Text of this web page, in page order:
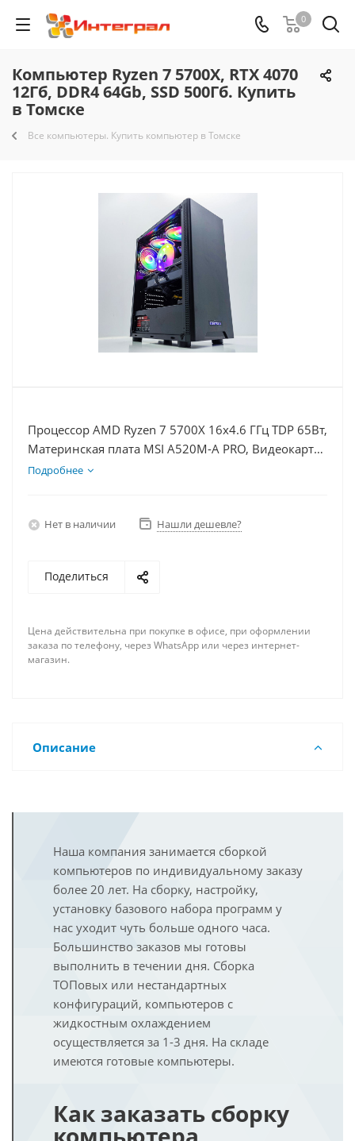
0
Компьютер Ryzen 7 5700X, RTX 4070
12Гб, DDR4 64Gb, SSD 500Гб. Купить
в Томске
Все компьютеры. Купить компьютер в Томске
Процессор AMD Ryzen 7 5700X 16x4.6 ГГц TDP 65Вт,
Материнская плата MSI A520M-A PRO, Видеокарта
RTX 4070 12Гб, Память DDR4 64Gb, Диски
Подробнее
Нет в наличии Нашли дешевле?
Поделиться
Цена действительна при покупке в офисе, при оформлении
заказа по телефону, через WhatsApp или через интернет-
магазин.
Описание
Наша компания занимается сборкой
компьютеров по индивидуальному заказу
более 20 лет. На сборку, настройку,
установку базового набора программ у
нас уходит чуть больше одного часа.
Большинство заказов мы готовы
выполнить в течении дня. Сборка
ТОПовых или нестандартных
конфигураций, компьютеров с
жидкостным охлаждением
осуществляется за 1-3 дня. На складе
имеются готовые компьютеры.
Как заказать сборку